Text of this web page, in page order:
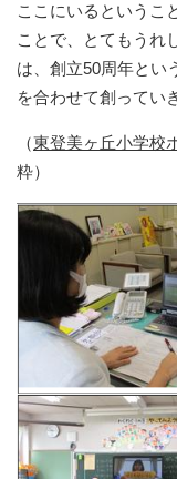
ここにいるというこ
ことで、とてもうれ
は、創立50周年とい
を合わせて創ってい
（東登美ヶ丘小学校
粋）